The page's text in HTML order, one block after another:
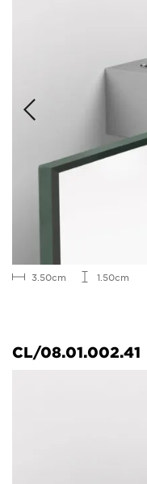
3.50cm 1.50cm
CL/08.01.002.41